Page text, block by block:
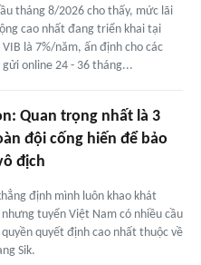
tháng 8/2026 cho thấy, mức lãi
cao nhất đang triển khai tại
VIB là 7%/năm, ấn định cho các
gửi online 24 - 36 tháng...
Quan trọng nhất là 3
đội cống hiến để bảo
địch
định mình luôn khao khát
tuyển Việt Nam có nhiều cầu
quyết định cao nhất thuộc về
Sik.